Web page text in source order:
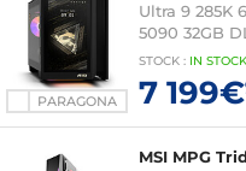
PARAGONA
Ultra 9 285K
5090 32GB
Home Gamer
STOCK : IN STOCK
7 199€
MSI MPG